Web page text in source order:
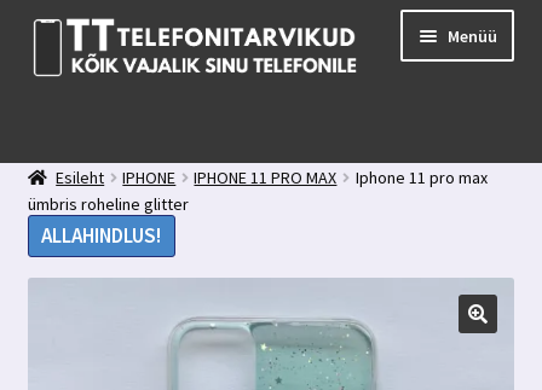
Liigu
navigeerimisele
Liigu
juurde
Menüü
Minu konto
Ostukorv
Kontakt
Esileht IPHONE IPHONE 11 PRO MAX
Iphone 11 pro max
ümbris roheline glitter
ALLAHINDLUS!